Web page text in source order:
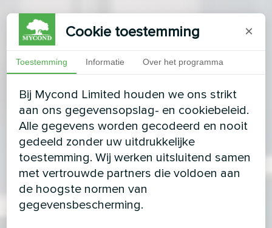
Cookie toestemming ×
Toestemming Informatie Over het programma
Bij Mycond Limited houden we ons strikt
aan ons gegevensopslag- en cookiebeleid.
Alle gegevens worden gecodeerd en nooit
gedeeld zonder uw uitdrukkelijke
toestemming. Wij werken uitsluitend samen
met vertrouwde partners die voldoen aan
de hoogste normen van
gegevensbescherming.